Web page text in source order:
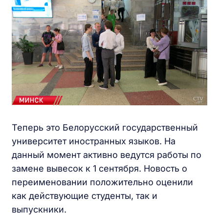
Теперь это Белорусский государственный
университет иностранных языков. На
данный момент активно ведутся работы по
замене вывесок к 1 сентября. Новость о
переименовании положительно оценили
как действующие студенты, так и
выпускники.